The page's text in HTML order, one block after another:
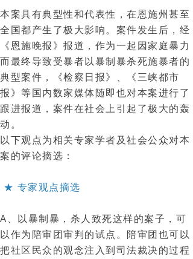
本案具有典型性和代表性，在恩施州甚至
全国都产生了极大影响。案件发生后，经
《恩施晚报》报道，作为一起因家庭暴力
而最终导致受暴者以暴制暴杀死施暴者的
典型案件，《检察日报》、《三峡都市
报》等国内数家媒体随即也对本案进行了
跟进报道，案件在社会上引起了极大的轰
动。
以下观点为相关专家学者及社会公众对本
案的评论摘选：
★ 专家观点摘选
A、以暴制暴，杀人致死这样的案子，可
以作为陪审团审判的试点。陪审团也可以
把社区民众的观念注入到司法裁决的过程